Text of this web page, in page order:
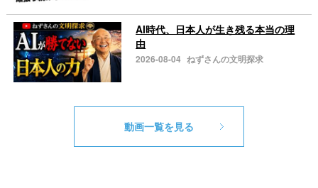
AI時代、日本人が生き残る本当の理
由
2026-08-04 ねずさんの文明探求
動画一覧を見る